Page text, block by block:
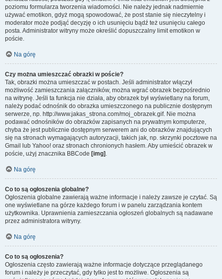
poziomu formularza tworzenia wiadomości. Nie należy jednak nadmiernie
używać emotikon, gdyż mogą spowodować, że post stanie się nieczytelny i
moderator może podjąć decyzję o ich usunięciu bądź też usunięciu całego
posta. Administrator witryny może określić dopuszczalny limit emotikon w
poście.
Na górę
Czy można umieszczać obrazki w poście?
Tak, obrazki można umieszczać w postach. Jeśli administrator włączył
możliwość zamieszczania załączników, można wgrać obrazek bezpośrednio
na witrynę. Jeśli ta funkcja nie działa, aby obrazek był wyświetlany na forum,
należy podać odnośnik do obrazka umieszczonego na publicznie dostępnym
serwerze, np. http://www.jakas_strona.com/moj_obrazek.gif. Nie można
podawać odnośników do obrazków zapisanych na prywatnym komputerze,
chyba że jest publicznie dostępnym serwerem ani do obrazków znajdujących
się na stronach wymagających autoryzacji, takich jak, np. skrzynki pocztowe na
Gmail lub Yahoo! oraz stronach chronionych hasłem. Aby umieścić obrazek w
poście, użyj znacznika BBCode [img] .
Na górę
Co to są ogłoszenia globalne?
Ogłoszenia globalne zawierają ważne informacje i należy zawsze je czytać. Są
one wyświetlane na górze każdego forum i w panelu zarządzania kontem
użytkownika. Uprawnienia zamieszczania ogłoszeń globalnych są nadawane
przez administratora witryny.
Na górę
Co to są ogłoszenia?
Ogłoszenia często zawierają ważne informacje dotyczące przeglądanego
forum i należy je przeczytać, gdy tylko jest to możliwe. Ogłoszenia są